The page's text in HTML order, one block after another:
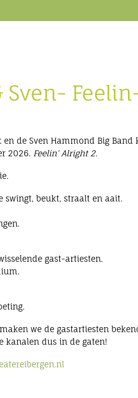
Sven-
de Sven Hammond Big Band
2026. Feelin’ Alright 2.
swingt, beukt, straalt en aait.
gast-artiesten.
we de gastartiesten
kanalen dus in de gaten!